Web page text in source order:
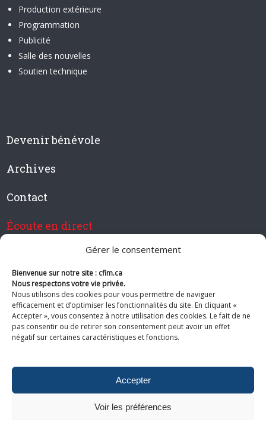
Gérer le consentement
Bienvenue sur notre site : cfim.ca
Nous respectons votre vie privée.
Nous utilisons des cookies pour vous permettre de naviguer
efficacement et d’optimiser les fonctionnalités du site. En cliquant «
Accepter », vous consentez à notre utilisation des cookies. Le fait de ne
pas consentir ou de retirer son consentement peut avoir un effet
négatif sur certaines caractéristiques et fonctions.
Accepter
Voir les préférences
Production extérieure
Programmation
Publicité
Salle des nouvelles
Soutien technique
Devenir bénévole
Archives
Contact
Écoute en direct
Devenir membre de CFIM
Suivez-nous